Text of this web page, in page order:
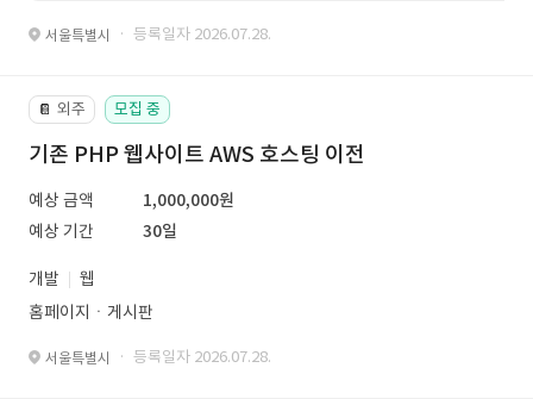
서울특별시 · 등록일자 2026.07.28.
📔 외주 모집 중
기존 PHP 웹사이트 AWS 호스팅 이전
예상 금액
1,000,000원
예상 기간
30일
개발
웹
홈페이지ㆍ게시판
서울특별시 · 등록일자 2026.07.28.